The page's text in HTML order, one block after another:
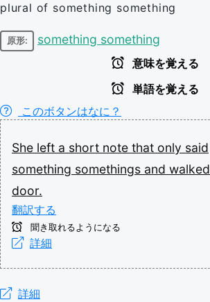
plural of something something
原形: something something
意味を覚える
単語を覚える
このボタンはなに？
She left a short note that only said
something somethings and walked
door.
翻訳する
聞き取れるようになる
詳細
詳細